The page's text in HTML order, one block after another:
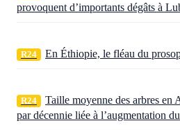
provoquent d’importants dégâts à
R24 En Éthiopie, le fléau du
R24
Taille moyenne des arbres en
par décennie liée à l’augmentation